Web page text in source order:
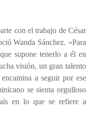
con el trabajo de César
Wanda Sánchez. «Para
supone tenerlo a él en
visión, un gran talento
a seguir por ese
se sienta orgulloso
en lo que se refiere a